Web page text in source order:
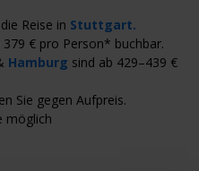
Reise in Stuttgart.
379 € pro Person* buchbar.
Hamburg sind ab 429–439 €
Sie gegen Aufpreis.
möglich